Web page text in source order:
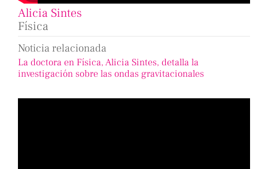
Alicia Sintes
Física
Noticia relacionada
La doctora en Física, Alicia Sintes, detalla la
investigación sobre las ondas gravitacionales